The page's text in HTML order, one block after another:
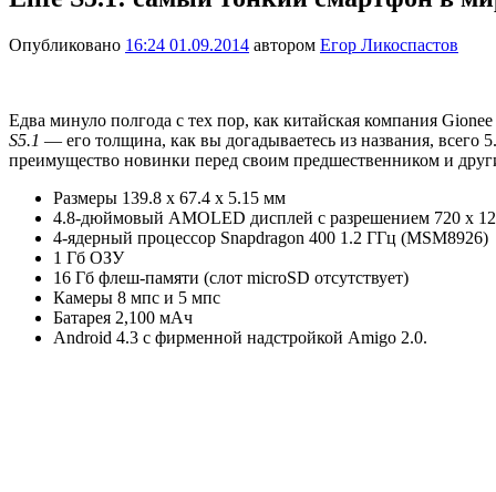
Опубликовано 16:24 01.09.2014 автором Егор Ликоспастов
Едва минуло полгода с тех пор, как китайская компания
S5.1 — его толщина, как вы догадываетесь из названия,
преимущество новинки перед своим предшественником и
Размеры 139.8 x 67.4 x 5.15 мм
4.8-дюймовый AMOLED дисплей с разрешением 720 x
4-ядерный процессор Snapdragon 400 1.2 ГГц (MSM8926)
1 Гб ОЗУ
16 Гб флеш-памяти (слот microSD отсутствует)
Камеры 8 мпс и 5 мпс
Батарея 2,100 мАч
Android 4.3 с фирменной надстройкой Amigo 2.0.